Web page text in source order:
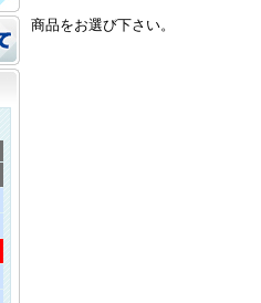
商品をお選び下さい。